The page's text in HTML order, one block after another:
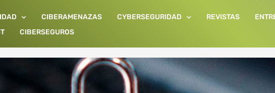
CIBERAMENAZAS CYBERSEGURIDAD REVISTAS
CIBERSEGUROS